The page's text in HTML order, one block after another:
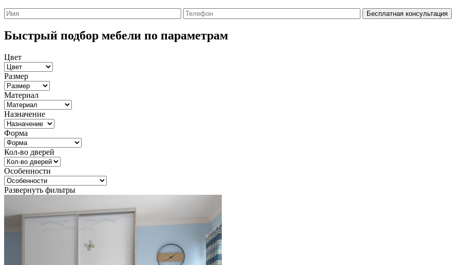
Быстрый подбор мебели по параметрам
Цвет
Размер
Материал
Назначение
Форма
Кол-во дверей
Особенности
Развернуть фильтры